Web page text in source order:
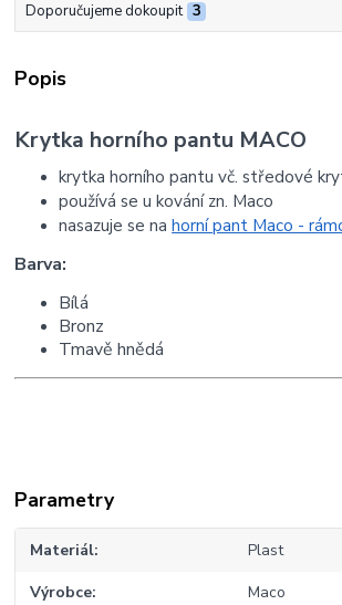
Doporučujeme dokoupit 3
Popis
Krytka horního pantu MACO
krytka horního pantu vč. středové
používá se u kování zn. Maco
nasazuje se nahorní pant Maco -
Barva:
Bílá
Bronz
Tmavě hnědá
Parametry
Materiál Plast
Výrobce Maco